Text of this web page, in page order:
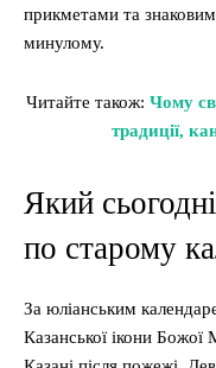
прикметами та
минулому.
Читайте також: Чому
традиції,
Який
по старому
За юліанським
Казанської ікони Божої